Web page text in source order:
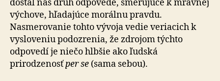
dostal náš druh odpovede, smerujúce k mravnej
výchove, hľadajúce morálnu pravdu.
Nasmerovanie tohto vývoja vedie veriacich k
vysloveniu podozrenia, že zdrojom týchto
odpovedí je niečo hlbšie ako ľudská
prirodzenosťper se (sama sebou).